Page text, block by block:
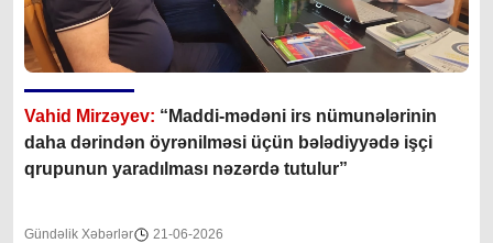
Vahid Mirzəyev: “Maddi-mədəni irs nümunələrinin
daha dərindən öyrənilməsi üçün bələdiyyədə işçi
qrupunun yaradılması nəzərdə tutulur”
Gündəlik Xəbərlər 21-06-2026